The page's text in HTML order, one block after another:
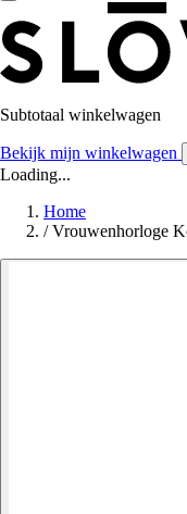
Subtotaal winkelwagen
Bekijk mijn winkelwagen
Loading...
Home
/ Vrouwenhorloge